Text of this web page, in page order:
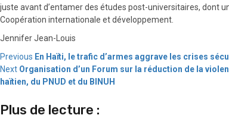
juste avant d’entamer des études post-universitaires, dont
Coopération internationale et développement.
Jennifer Jean-Louis
Continue
Reading
Previous En Haïti, le trafic d’armes aggrave les crises
Next Organisation d’un Forum sur la réduction de la
haïtien, du PNUD et du BINUH
Plus de lecture :